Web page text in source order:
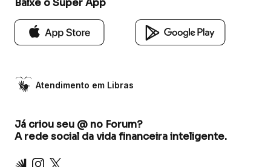
Baixe o Super App
Atendimento em Libras
Já criou seu @ no Forum?
A rede social da vida financeira inteligente.
Inter Instagram
X